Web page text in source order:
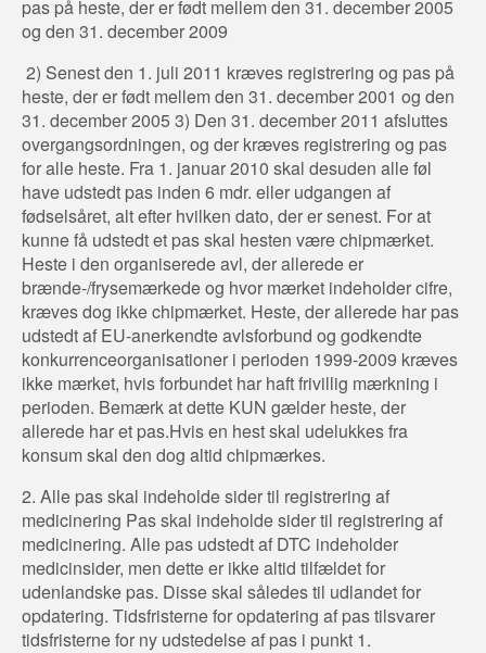
pas på heste, der er født mellem den 31. december 2005
og den 31. december 2009
2) Senest den 1. juli 2011 kræves registrering og pas på
heste, der er født mellem den 31. december 2001 og den
31. december 2005 3) Den 31. december 2011 afsluttes
overgangsordningen, og der kræves registrering og pas
for alle heste. Fra 1. januar 2010 skal desuden alle føl
have udstedt pas inden 6 mdr. eller udgangen af
fødselsåret, alt efter hvilken dato, der er senest. For at
kunne få udstedt et pas skal hesten være chipmærket.
Heste i den organiserede avl, der allerede er
brænde-/frysemærkede og hvor mærket indeholder cifre,
kræves dog ikke chipmærket. Heste, der allerede har pas
udstedt af EU-anerkendte avlsforbund og godkendte
konkurrenceorganisationer i perioden 1999-2009 kræves
ikke mærket, hvis forbundet har haft frivillig mærkning i
perioden. Bemærk at dette KUN gælder heste, der
allerede har et pas.Hvis en hest skal udelukkes fra
konsum skal den dog altid chipmærkes.
2. Alle pas skal indeholde sider til registrering af
medicinering Pas skal indeholde sider til registrering af
medicinering. Alle pas udstedt af DTC indeholder
medicinsider, men dette er ikke altid tilfældet for
udenlandske pas. Disse skal således til udlandet for
opdatering. Tidsfristerne for opdatering af pas tilsvarer
tidsfristerne for ny udstedelse af pas i punkt 1.